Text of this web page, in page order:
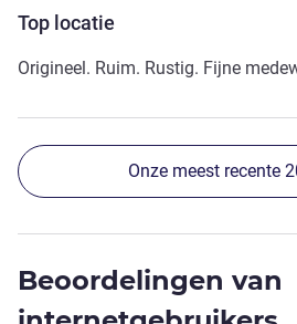
Top locatie
Origineel. Ruim. Rustig. Fijne
Onze meest recente
Beoordelingen van